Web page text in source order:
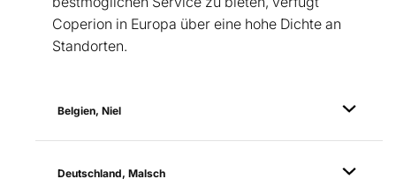
Coperion in Europa über eine hohe Dichte an
Standorten.
Belgien, Niel
Deutschland, Malsch